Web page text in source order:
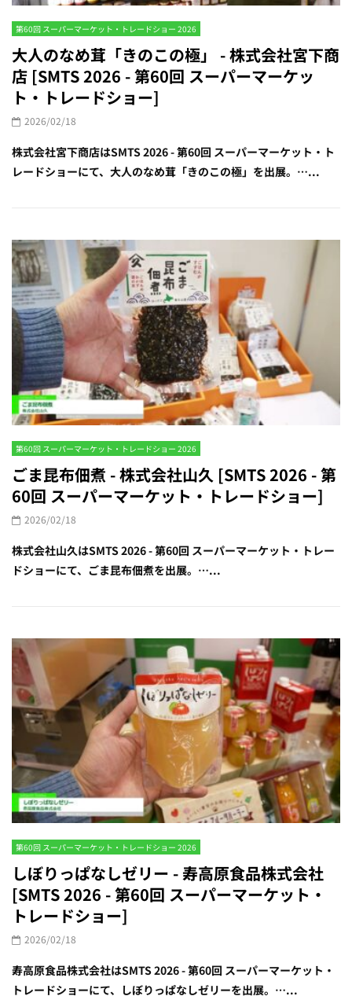
第60回 スーパーマーケット・トレードショー 2026
大人のなめ茸「きのこの極」 - 株式会社宮下商
店 [SMTS 2026 - 第60回 スーパーマーケッ
ト・トレードショー]
2026/02/18
株式会社宮下商店はSMTS 2026 - 第60回 スーパーマーケット・ト
レードショーにて、大人のなめ茸「きのこの極」を出展。…...
第60回 スーパーマーケット・トレードショー 2026
ごま昆布佃煮 - 株式会社山久 [SMTS 2026 - 第
60回 スーパーマーケット・トレードショー]
2026/02/18
株式会社山久はSMTS 2026 - 第60回 スーパーマーケット・トレー
ドショーにて、ごま昆布佃煮を出展。…...
第60回 スーパーマーケット・トレードショー 2026
しぼりっぱなしゼリー - 寿高原食品株式会社
[SMTS 2026 - 第60回 スーパーマーケット・
トレードショー]
2026/02/18
寿高原食品株式会社はSMTS 2026 - 第60回 スーパーマーケット・
トレードショーにて、しぼりっぱなしゼリーを出展。…...